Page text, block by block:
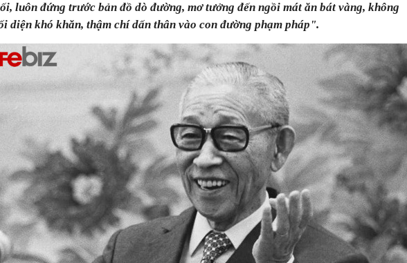
luôn đứng trước bản đồ dò đường, mơ tưởng đến ngồi mát ăn bát vàng, không
diện khó khăn, thậm chí dấn thân vào con đường phạm pháp".